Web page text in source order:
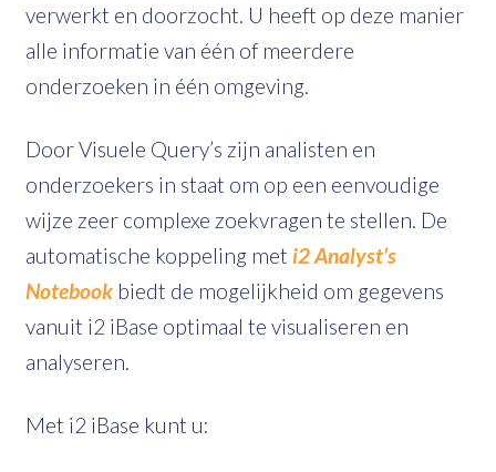
verwerkt en doorzocht. U heeft op deze manier
alle informatie van één of meerdere
onderzoeken in één omgeving.
Door Visuele Query’s zijn analisten en
onderzoekers in staat om op een eenvoudige
wijze zeer complexe zoekvragen te stellen. De
automatische koppeling met i2 Analyst’s
Notebook biedt de mogelijkheid om gegevens
vanuit i2 iBase optimaal te visualiseren en
analyseren.
Met i2 iBase kunt u: